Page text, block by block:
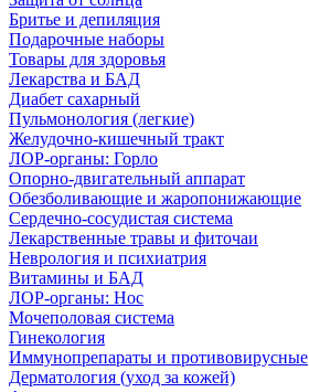
Бритье и депиляция
Подарочные наборы
Товары для здоровья
Лекарства и БАД
Диабет сахарный
Пульмонология (легкие)
Желудочно-кишечный тракт
ЛОР-органы: Горло
Опорно-двигательный аппарат
Обезболивающие и жаропонижающие
Сердечно-сосудистая система
Лекарственные травы и фиточаи
Неврология и психиатрия
Витамины и БАД
ЛОР-органы: Нос
Мочеполовая система
Гинекология
Иммунопрепараты и противовирусные
Дерматология (уход за кожей)